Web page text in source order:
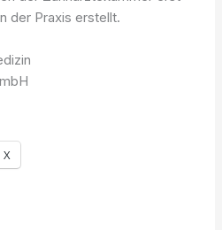
der Praxis erstellt.
X